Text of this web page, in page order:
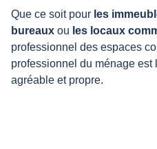
Que ce soit pour les
bureaux ou les locaux
professionnel des espaces
professionnel du ménage est
agréable et propre.